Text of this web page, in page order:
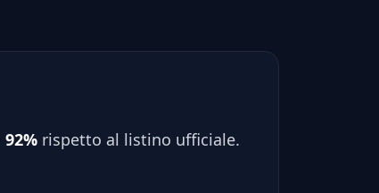
92% rispetto al listino ufficiale.